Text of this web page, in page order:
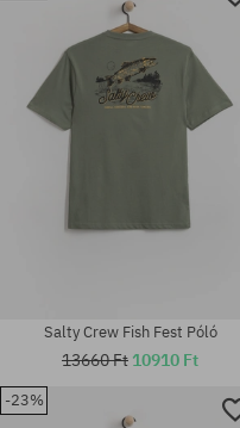
Elérhető méretek:
M; L; XL
Salty Crew Fish Fest Póló
13660 Ft 10910 Ft
-23%